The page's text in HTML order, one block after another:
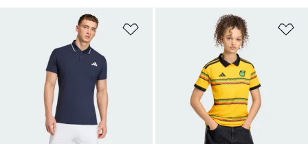
Adicionar à Lista de Desejos